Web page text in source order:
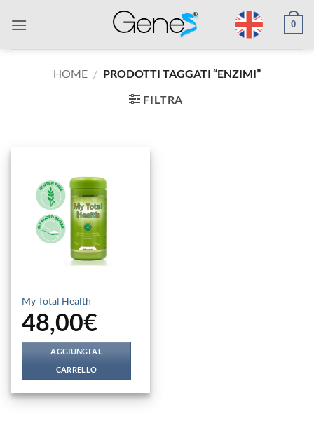
0
HOME / PRODOTTI TAGGATI “ENZIMI”
FILTRA
My Total Health
48,00€
AGGIUNGI AL
CARRELLO